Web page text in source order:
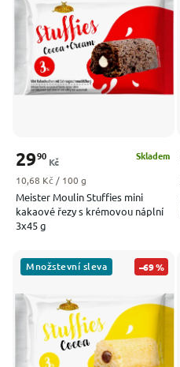
Abecedně
Meister Moulin Stuffies mini
kakaové řezy s krémovou náplní
3x45 g
Skladem
2990
Kč
Měrná cena:
10,68 Kč / 100 g
Množstevní sleva –69 %